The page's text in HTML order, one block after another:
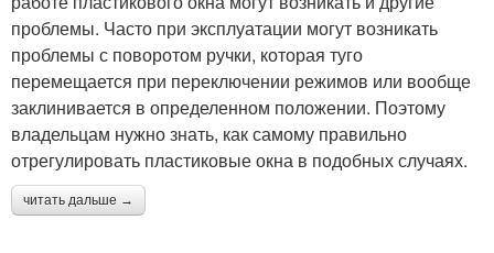
проблемы. Часто при эксплуатации могут возникать
проблемы с поворотом ручки, которая туго
перемещается при переключении режимов или вообще
заклинивается в определенном положении. Поэтому
владельцам нужно знать, как самому правильно
отрегулировать пластиковые окна в подобных случаях.
читать дальше →